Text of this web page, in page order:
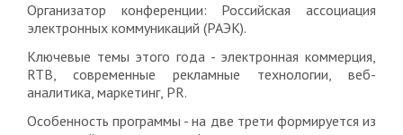
Организатор конференции: Российская ассоциация
электронных коммуникаций (РАЭК).
Ключевые темы этого года - электронная коммерция,
RTB, современные рекламные технологии, веб-
аналитика, маркетинг, PR.
Особенность программы - на две трети формируется из